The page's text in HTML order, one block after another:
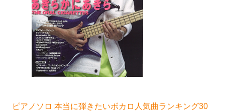
ピアノソロ 本当に弾きたいボカロ人気曲ランキング30